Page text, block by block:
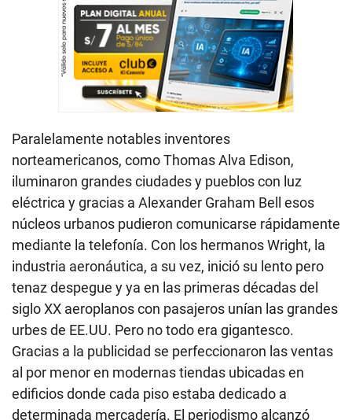
Paralelamente notables inventores
norteamericanos, como Thomas Alva Edison,
iluminaron grandes ciudades y pueblos con luz
eléctrica y gracias a Alexander Graham Bell esos
núcleos urbanos pudieron comunicarse rápidamente
mediante la telefonía. Con los hermanos Wright, la
industria aeronáutica, a su vez, inició su lento pero
tenaz despegue y ya en las primeras décadas del
siglo XX aeroplanos con pasajeros unían las grandes
urbes de EE.UU. Pero no todo era gigantesco.
Gracias a la publicidad se perfeccionaron las ventas
al por menor en modernas tiendas ubicadas en
edificios donde cada piso estaba dedicado a
determinada mercadería. El periodismo alcanzó